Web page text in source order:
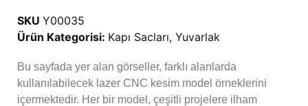
SKU Y00035
Ürün Kategorisi: Kapı Sacları, Yuvarlak
Bu sayfada yer alan görseller, farklı alanlarda
kullanılabilecek lazer CNC kesim model örneklerini
içermektedir. Her bir model, çeşitli projelere ilham